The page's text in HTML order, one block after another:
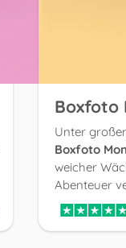
Boxfoto
Unter
Boxfoto
weicher
Abenteuer